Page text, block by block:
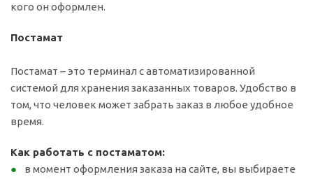
кого он оформлен.
Постамат
Постамат – это терминал с автоматизированной
системой для хранения заказанных товаров. Удобство в
том, что человек может забрать заказ в любое удобное
время.
Как работать с постаматом:
в момент оформления заказа на сайте, вы выбираете